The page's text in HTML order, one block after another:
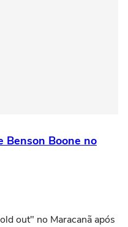
Benson Boone no
out" no Maracanã após